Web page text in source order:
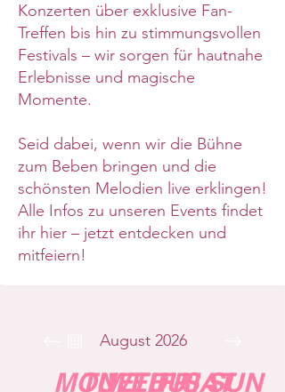
Konzerten über exklusive Fan-
Treffen bis hin zu stimmungsvollen
Festivals – wir sorgen für hautnahe
Erlebnisse und magische
Momente.
Seid dabei, wenn wir die Bühne
zum Beben bringen und die
schönsten Melodien live erklingen!
Alle Infos zu unseren Events findet
ihr hier – jetzt entdecken und
mitfeiern!
August 2026
MON
TUEWED
THU
FRISATSUN